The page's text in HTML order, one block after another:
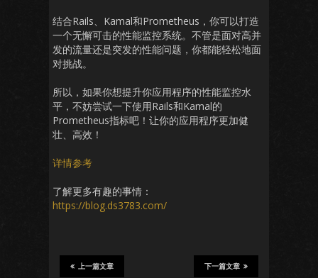
结合Rails、Kamal和Prometheus，你可以打造
一个无懈可击的性能监控系统。不管是面对高并
发的流量还是突发的性能问题，你都能轻松地面
对挑战。
所以，如果你想提升你应用程序的性能监控水
平，不妨尝试一下使用Rails和Kamal的
Prometheus指标吧！让你的应用程序更加健
壮、高效！
详情参考
了解更多有趣的事情：
https://blog.ds3783.com/
下一篇文章
上一篇文章